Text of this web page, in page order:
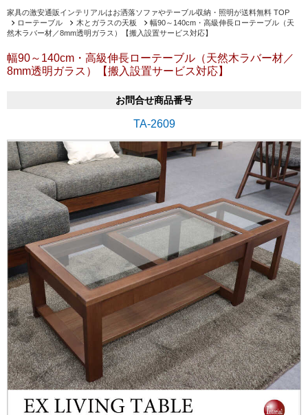
家具の激安通販インテリアルはお洒落ソファやテーブル収納・照明が送料無料 TOP
ローテーブル
木とガラスの天板
幅90～140cm・高級伸長ローテーブル（天
然木ラバー材／8mm透明ガラス）【搬入設置サービス対応】
幅90～140cm・高級伸長ローテーブル（天然木ラバー材／
8mm透明ガラス）【搬入設置サービス対応】
お問合せ商品番号
TA-2609